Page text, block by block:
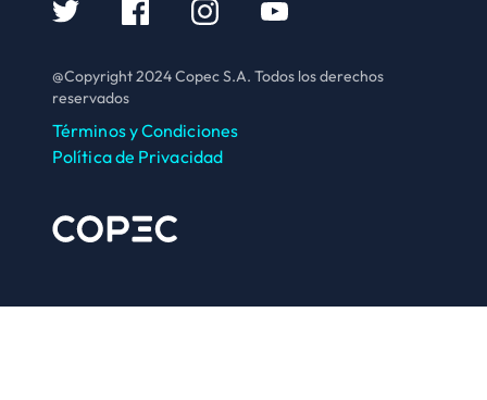
@Copyright 2024 Copec S.A. Todos los derechos
reservados
Términos y Condiciones
Política de Privacidad